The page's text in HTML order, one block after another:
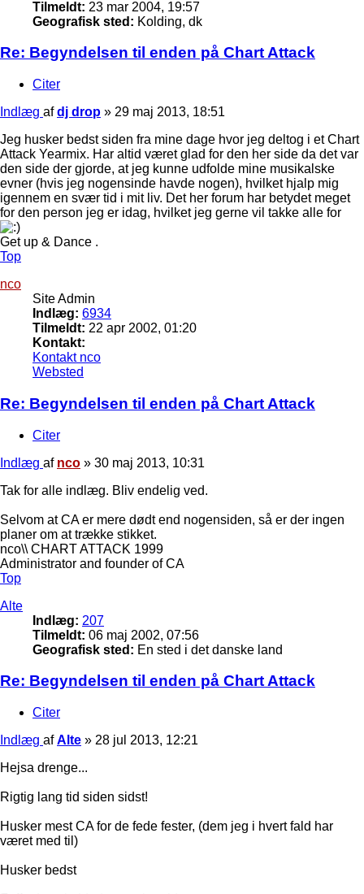
Tilmeldt: 23 mar 2004, 19:57
Geografisk sted: Kolding, dk
Re: Begyndelsen til enden på Chart Attack
Citer
Indlæg afdj drop » 29 maj 2013, 18:51
Jeg husker bedst siden fra mine dage hvor jeg deltog i et Chart
Attack Yearmix. Har altid været glad for den her side da det var
den side der gjorde, at jeg kunne udfolde mine musikalske
evner (hvis jeg nogensinde havde nogen), hvilket hjalp mig
igennem en svær tid i mit liv. Det her forum har betydet meget
for den person jeg er idag, hvilket jeg gerne vil takke alle for
Get up & Dance .
Top
nco
Site Admin
Indlæg: 6934
Tilmeldt: 22 apr 2002, 01:20
Kontakt:
Kontakt nco
Websted
Re: Begyndelsen til enden på Chart Attack
Citer
Indlæg af nco » 30 maj 2013, 10:31
Tak for alle indlæg. Bliv endelig ved.
Selvom at CA er mere dødt end nogensiden, så er der ingen
planer om at trække stikket.
nco\\ CHART ATTACK 1999
Administrator and founder of CA
Top
Alte
Indlæg: 207
Tilmeldt: 06 maj 2002, 07:56
Geografisk sted: En sted i det danske land
Re: Begyndelsen til enden på Chart Attack
Citer
Indlæg afAlte » 28 jul 2013, 12:21
Hejsa drenge...
Rigtig lang tid siden sidst!
Husker mest CA for de fede fester, (dem jeg i hvert fald har
været med til)
Husker bedst